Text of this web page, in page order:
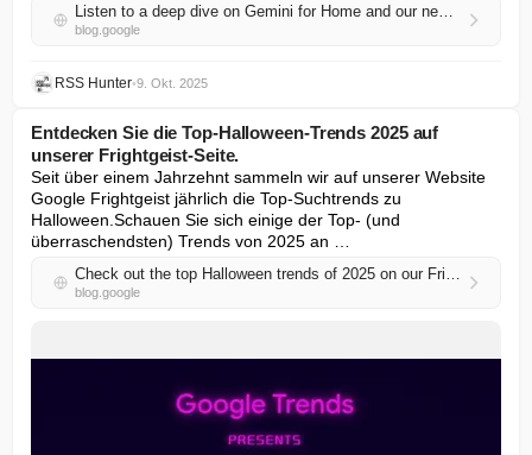
Listen to a deep dive on Gemini for Home and our newest devices.
blog.google
RSS Hunter•9. Okt. 2025
Entdecken Sie die Top-Halloween-Trends 2025 auf
unserer Frightgeist-Seite.
Seit über einem Jahrzehnt sammeln wir auf unserer Website
Google Frightgeist jährlich die Top-Suchtrends zu
Halloween.Schauen Sie sich einige der Top- (und
überraschendsten) Trends von 2025 an …
Check out the top Halloween trends of 2025 on our Frightgeist site.
blog.google